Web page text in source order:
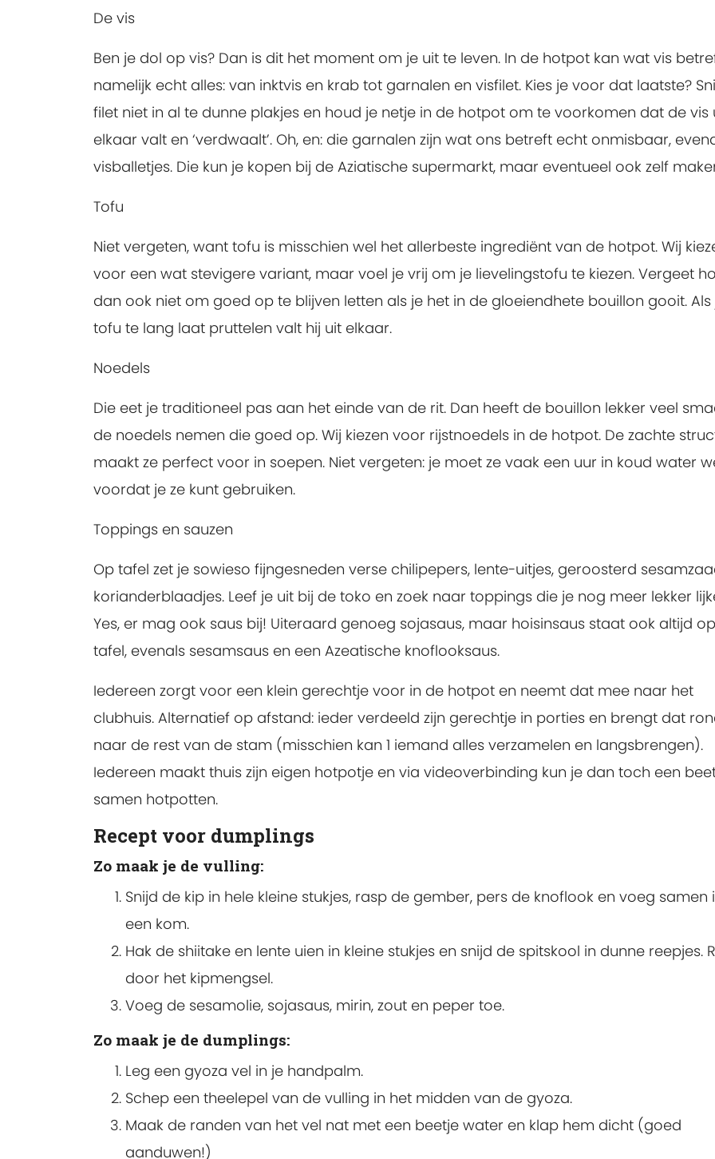
De vis
Ben je dol op vis? Dan is dit het moment om je uit te leven. In de hotpot kan wat vis
namelijk echt alles: van inktvis en krab tot garnalen en visfilet. Kies je voor dat laatste?
filet niet in al te dunne plakjes en houd je netje in de hotpot om te voorkomen dat de vis
elkaar valt en ‘verdwaalt’. Oh, en: die garnalen zijn wat ons betreft echt onmisbaar,
visballetjes. Die kun je kopen bij de Aziatische supermarkt, maar eventueel ook zelf
Tofu
Niet vergeten, want tofu is misschien wel het allerbeste ingrediënt van de hotpot. Wij
voor een wat stevigere variant, maar voel je vrij om je lievelingstofu te kiezen. Vergeet
dan ook niet om goed op te blijven letten als je het in de gloeiendhete bouillon gooit. Als
tofu te lang laat pruttelen valt hij uit elkaar.
Noedels
Die eet je traditioneel pas aan het einde van de rit. Dan heeft de bouillon lekker veel
de noedels nemen die goed op. Wij kiezen voor rijstnoedels in de hotpot. De zachte
maakt ze perfect voor in soepen. Niet vergeten: je moet ze vaak een uur in koud water
voordat je ze kunt gebruiken.
Toppings en sauzen
Op tafel zet je sowieso fijngesneden verse chilipepers, lente-uitjes, geroosterd
korianderblaadjes. Leef je uit bij de toko en zoek naar toppings die je nog meer lekker
Yes, er mag ook saus bij! Uiteraard genoeg sojasaus, maar hoisinsaus staat ook altijd op
tafel, evenals sesamsaus en een Azeatische knoflooksaus.
Iedereen zorgt voor een klein gerechtje voor in de hotpot en neemt dat mee naar het
clubhuis. Alternatief op afstand: ieder verdeeld zijn gerechtje in porties en brengt dat
naar de rest van de stam (misschien kan 1 iemand alles verzamelen en langsbrengen).
Iedereen maakt thuis zijn eigen hotpotje en via videoverbinding kun je dan toch een
samen hotpotten.
Recept voor dumplings
Zo maak je de vulling:
Snijd de kip in hele kleine stukjes, rasp de gember, pers de knoflook en voeg samen
een kom.
Hak de shiitake en lente uien in kleine stukjes en snijd de spitskool in dunne reepjes.
door het kipmengsel.
Voeg de sesamolie, sojasaus, mirin, zout en peper toe.
Zo maak je de dumplings:
Leg een gyoza vel in je handpalm.
Schep een theelepel van de vulling in het midden van de gyoza.
Maak de randen van het vel nat met een beetje water en klap hem dicht (goed
aanduwen!)